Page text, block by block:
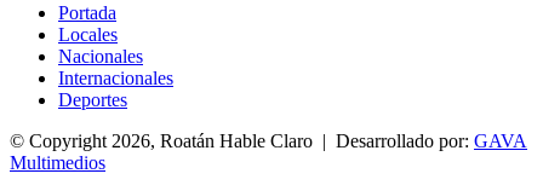
Portada
Locales
Nacionales
Internacionales
Deportes
© Copyright 2026, Roatán Hable Claro | Desarrollado por: GAVA
Multimedios